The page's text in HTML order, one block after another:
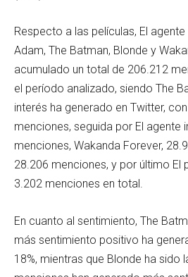
Respecto a las películas, El
Adam, The Batman, Blonde y
acumulado un total de 206.212
el período analizado, siendo The
interés ha generado en Twitter,
menciones, seguida por El agente
menciones, Wakanda Forever,
28.206 menciones, y por último El
3.202 menciones en total.
En cuanto al sentimiento, The
más sentimiento positivo ha
18%, mientras que Blonde ha sido